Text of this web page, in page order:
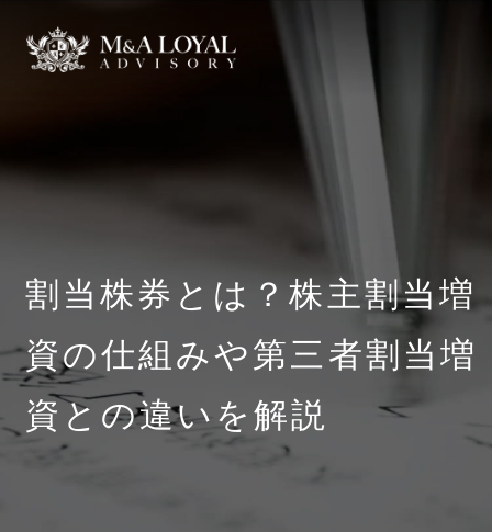
割当株券とは？株主割当増
資の仕組みや第三者割当増
資との違いを解説